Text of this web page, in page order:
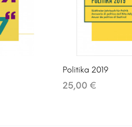
Politika 2019
25,00 €